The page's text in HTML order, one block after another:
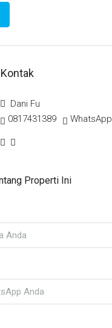
Dani Fu
0817431389
WhatsApp
Properti Ini